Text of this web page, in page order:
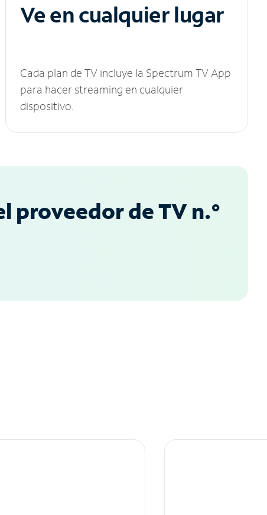
Ve en cualquier lugar
Cada plan de TV incluye la Spectrum TV App
para hacer streaming en cualquier
dispositivo.
proveedor de TV n.°